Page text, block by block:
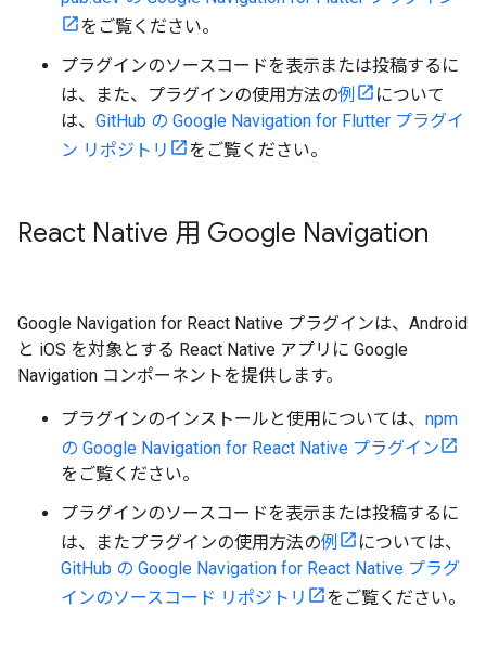
をご覧ください。
プラグインのソースコードを表示または投稿するに
は、また、プラグインの使用方法の例
について
は、 GitHub の Google Navigation for Flutter プラグイ
ン リポジトリ
をご覧ください。
React Native 用 Google Navigation
Google Navigation for React Native プラグインは、Android
と iOS を対象とする React Native アプリに Google
Navigation コンポーネントを提供します。
プラグインのインストールと使用については、 npm
の Google Navigation for React Native プラグイン
をご覧ください。
プラグインのソースコードを表示または投稿するに
は、またプラグインの使用方法の例
については、
GitHub の Google Navigation for React Native プラグ
インのソースコード リポジトリ
をご覧ください。